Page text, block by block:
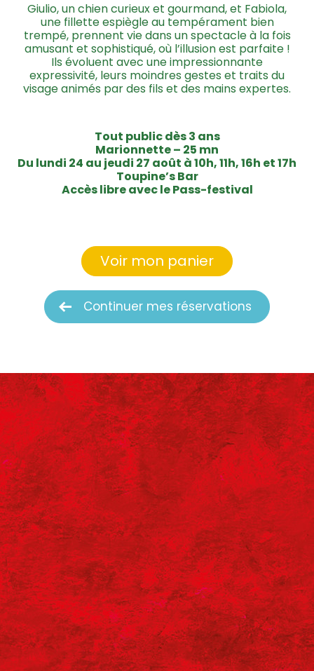
Giulio, un chien curieux et gourmand, et Fabiola,
une fillette espiègle au tempérament bien
trempé, prennent vie dans un spectacle à la fois
amusant et sophistiqué, où l’illusion est parfaite !
Ils évoluent avec une impressionnante
expressivité, leurs moindres gestes et traits du
visage animés par des fils et des mains expertes.
Tout public dès 3 ans
Marionnette – 25 mn
Du lundi 24 au jeudi 27 août à 10h, 11h, 16h et 17h
Toupine’s Bar
Accès libre avec le Pass-festival
Continuer mes réservations
Voir mon panier